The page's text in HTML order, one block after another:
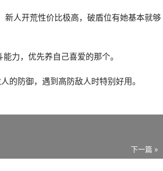
新人开荒性价比极高，破盾位有她基本就够
力，优先养自己喜爱的那个。
的防御，遇到高防敌人时特别好用。
下一篇 »